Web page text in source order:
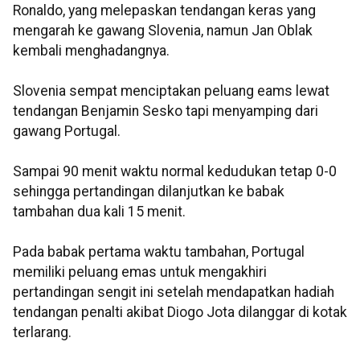
Ronaldo, yang melepaskan tendangan keras yang
mengarah ke gawang Slovenia, namun Jan Oblak
kembali menghadangnya.
Slovenia sempat menciptakan peluang eams lewat
tendangan Benjamin Sesko tapi menyamping dari
gawang Portugal.
Sampai 90 menit waktu normal kedudukan tetap 0-0
sehingga pertandingan dilanjutkan ke babak
tambahan dua kali 15 menit.
Pada babak pertama waktu tambahan, Portugal
memiliki peluang emas untuk mengakhiri
pertandingan sengit ini setelah mendapatkan hadiah
tendangan penalti akibat Diogo Jota dilanggar di kotak
terlarang.